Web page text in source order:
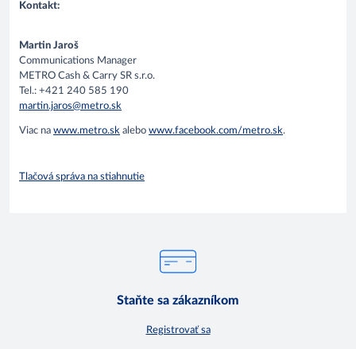
Kontakt:
Martin Jaroš
Communications Manager
METRO Cash & Carry SR s.r.o.
Tel.: +421 240 585 190
martin.jaros@metro.sk
Viac na www.metro.sk alebo www.facebook.com/metro.sk.
Tlačová správa na stiahnutie
Staňte sa zákazníkom
Registrovať sa